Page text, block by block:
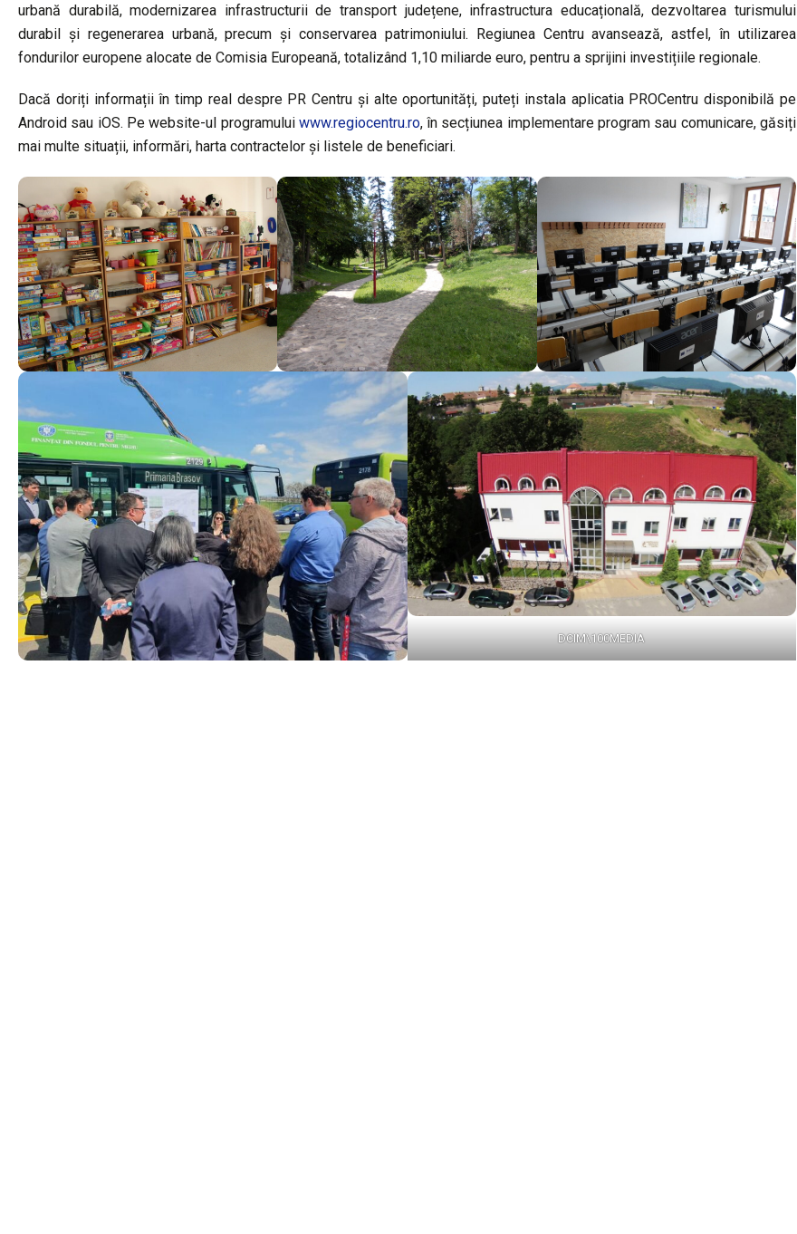
urbană durabilă, modernizarea infrastructurii de transport județene, infrastructura educațională, dezvoltarea turismului
durabil și regenerarea urbană, precum și conservarea patrimoniului. Regiunea Centru avansează, astfel, în utilizarea
fondurilor europene alocate de Comisia Europeană, totalizând 1,10 miliarde euro, pentru a sprijini investițiile regionale.
Dacă doriți informații în timp real despre PR Centru și alte oportunități, puteți instala aplicatia PROCentru disponibilă pe
Android sau iOS. Pe website-ul programului www.regiocentru.ro, în secțiunea implementare program sau comunicare, găsiți
mai multe situații, informări, harta contractelor și listele de beneficiari.
DCIM\100MEDIA